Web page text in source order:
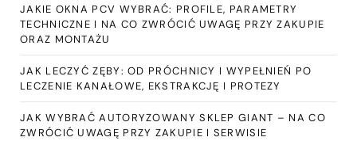
JAKIE OKNA PCV WYBRAĆ: PROFILE, PARAMETRY
TECHNICZNE I NA CO ZWRÓCIĆ UWAGĘ PRZY ZAKUPIE
ORAZ MONTAŻU
JAK LECZYĆ ZĘBY: OD PRÓCHNICY I WYPEŁNIEŃ PO
LECZENIE KANAŁOWE, EKSTRAKCJĘ I PROTEZY
JAK WYBRAĆ AUTORYZOWANY SKLEP GIANT – NA CO
ZWRÓCIĆ UWAGĘ PRZY ZAKUPIE I SERWISIE